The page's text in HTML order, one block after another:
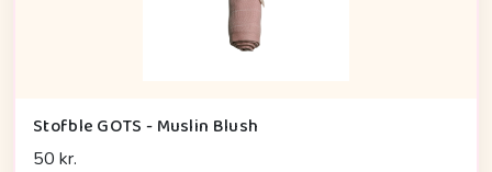
Stofble GOTS - Muslin Blush
50 kr.